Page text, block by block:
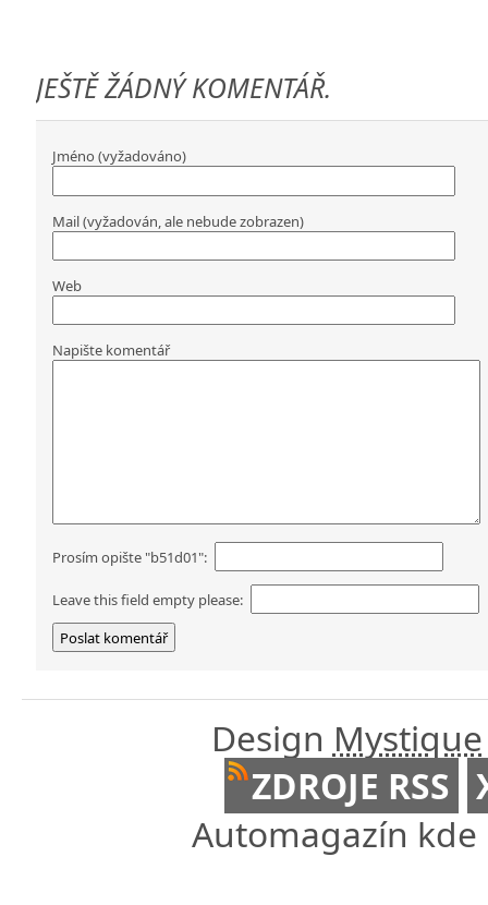
JEŠTĚ ŽÁDNÝ KOMENTÁŘ.
Jméno (vyžadováno)
Mail (vyžadován, ale nebude zobrazen)
Web
Napište komentář
Prosím opište "b51d01":
Leave this field empty please:
Design Mystique
ZDROJE RSS
Automagazín